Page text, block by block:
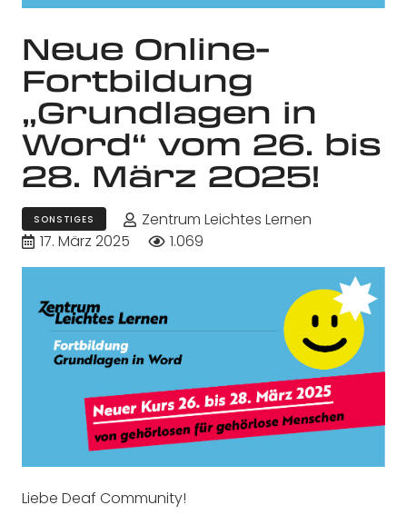
Neue Online-
Fortbildung
„Grundlagen in
Word“ vom 26. bis
28. März 2025!
SONSTIGES
Zentrum Leichtes Lernen
17. März 2025
1.069
Liebe Deaf Community!